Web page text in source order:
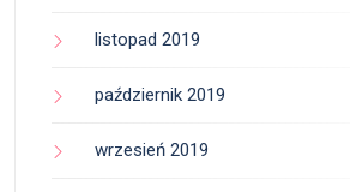
listopad 2019
październik 2019
wrzesień 2019